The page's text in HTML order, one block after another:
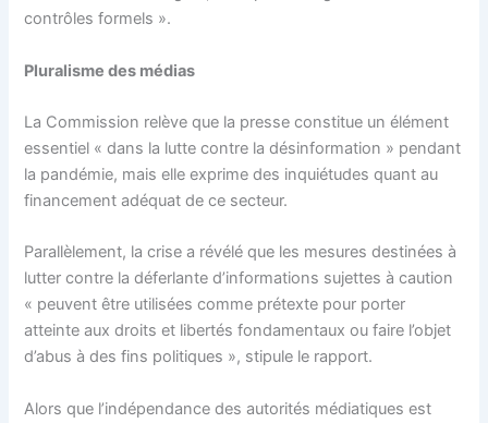
contrôles formels ».
Pluralisme des médias
La Commission relève que la presse constitue un élément
essentiel « dans la lutte contre la désinformation » pendant
la pandémie, mais elle exprime des inquiétudes quant au
financement adéquat de ce secteur.
Parallèlement, la crise a révélé que les mesures destinées à
lutter contre la déferlante d’informations sujettes à caution
« peuvent être utilisées comme prétexte pour porter
atteinte aux droits et libertés fondamentaux ou faire l’objet
d’abus à des fins politiques », stipule le rapport.
Alors que l’indépendance des autorités médiatiques est